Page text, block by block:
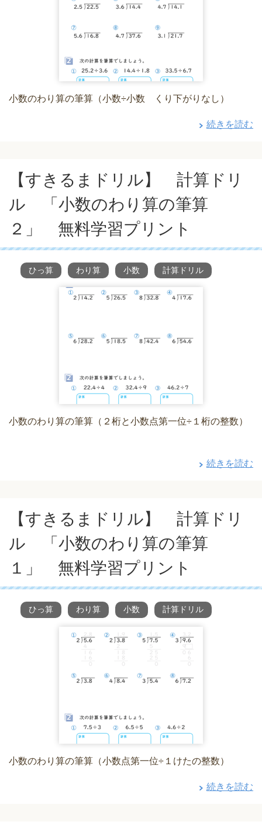
小数のわり算の筆算（小数÷小数 くり下がりなし）
続きを読む
【すきるまドリル】 計算ドリ
ル 「小数のわり算の筆算
２」 無料学習プリント
ひっ算 わり算 小数 計算ドリル
小数のわり算の筆算（２桁と小数点第一位÷１桁の整数）
続きを読む
【すきるまドリル】 計算ドリ
ル 「小数のわり算の筆算
１」 無料学習プリント
ひっ算 わり算 小数 計算ドリル
小数のわり算の筆算（小数点第一位÷１けたの整数）
続きを読む